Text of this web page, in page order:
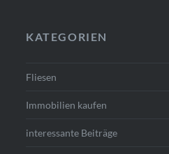
KATEGORIEN
Fliesen
Immobilien kaufen
interessante Beiträge